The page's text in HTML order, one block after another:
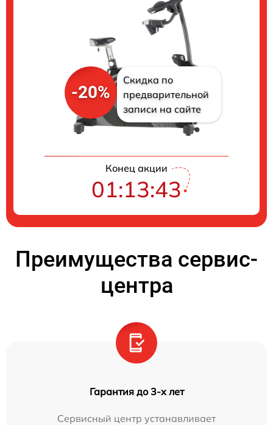
-20%
Скидка по
предварительной
записи на сайте
Конец акции
01:13:43
Преимущества сервис-
центра
Гарантия до 3-х лет
Сервисный центр устанавливает